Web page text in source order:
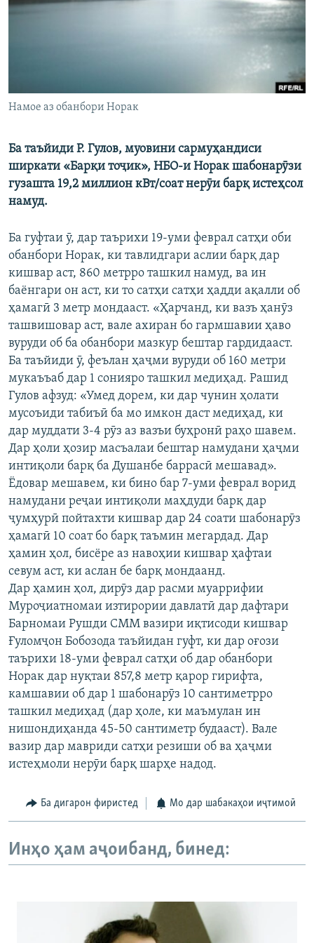
Ҳамаи сомонаҳои RFE/RL
Намое аз обанбори Норак
Ба таъйиди Р. Гулов, муовини сармуҳандиси
ширкати «Барқи тоҷик», НБО-и Норак шабонарӯзи
гузашта 19,2 миллион кВт/соат нерӯи барқ истеҳсол
намуд.
Ба гуфтаи ӯ, дар таърихи 19-уми феврал сатҳи оби
обанбори Норак, ки тавлидгари аслии барқ дар
кишвар аст, 860 метрро ташкил намуд, ва ин
баёнгари он аст, ки то сатҳи сатҳи ҳадди ақалли об
ҳамагӣ 3 метр мондааст. «Ҳарчанд, ки вазъ ҳанӯз
ташвишовар аст, вале ахиран бо гармшавии ҳаво
вуруди об ба обанбори мазкур бештар гардидааст.
Ба таъйиди ӯ, феълан ҳаҷми вуруди об 160 метри
мукаъъаб дар 1 сонияро ташкил медиҳад. Рашид
Гулов афзуд: «Умед дорем, ки дар чунин ҳолати
мусоъиди табиъӣ ба мо имкон даст медиҳад, ки
дар муддати 3-4 рӯз аз вазъи буҳронӣ раҳо шавем.
Дар ҳоли ҳозир масъалаи бештар намудани ҳаҷми
интиқоли барқ ба Душанбе баррасӣ мешавад».
Ёдовар мешавем, ки бино бар 7-уми феврал ворид
намудани реҷаи интиқоли маҳдуди барқ дар
ҷумҳурӣ пойтахти кишвар дар 24 соати шабонарӯз
ҳамагӣ 10 соат бо барқ таъмин мегардад. Дар
ҳамин ҳол, бисёре аз навоҳии кишвар ҳафтаи
севум аст, ки аслан бе барқ мондаанд.
Дар ҳамин ҳол, дирӯз дар расми муаррифии
Муроҷиатномаи изтирории давлатӣ дар дафтари
Барномаи Рушди СММ вазири иқтисоди кишвар
Ғуломҷон Бобозода таъйидан гуфт, ки дар оғози
таърихи 18-уми феврал сатҳи об дар обанбори
Норак дар нуқтаи 857,8 метр қарор гирифта,
камшавии об дар 1 шабонарӯз 10 сантиметрро
ташкил медиҳад (дар ҳоле, ки маъмулан ин
нишондиҳанда 45-50 сантиметр будааст). Вале
вазир дар мавриди сатҳи резиши об ва ҳаҷми
истеҳмоли нерӯи барқ шарҳе надод.
Ба дигарон фиристед Мо дар шабакаҳои иҷтимоӣ
Инҳо ҳам аҷоибанд, бинед: